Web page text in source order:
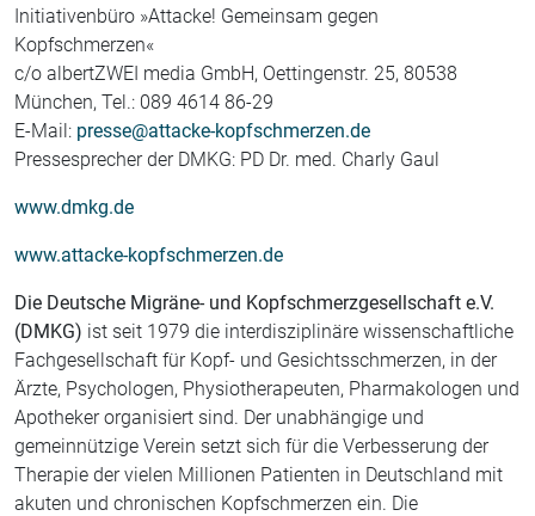
Initiativenbüro »Attacke! Gemeinsam gegen
Kopfschmerzen«
c/o albertZWEI media GmbH, Oettingenstr. 25, 80538
München, Tel.: 089 4614 86-29
E-Mail: presse@attacke-kopfschmerzen.de
Pressesprecher der DMKG: PD Dr. med. Charly Gaul
www.dmkg.de
www.attacke-kopfschmerzen.de
Die Deutsche Migräne- und Kopfschmerzgesellschaft e.V.
(DMKG) ist seit 1979 die interdisziplinäre wissenschaftliche
Fachgesellschaft für Kopf- und Gesichtsschmerzen, in der
Ärzte, Psychologen, Physiotherapeuten, Pharmakologen und
Apotheker organisiert sind. Der unabhängige und
gemeinnützige Verein setzt sich für die Verbesserung der
Therapie der vielen Millionen Patienten in Deutschland mit
akuten und chronischen Kopfschmerzen ein. Die